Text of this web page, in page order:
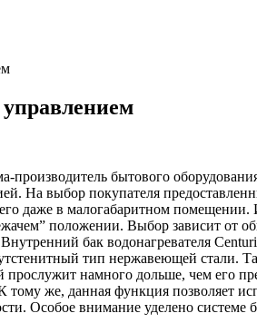
производитель бытового
На выбор покупателя
даже в малогабаритном
положении. Выбор зависит от
бак водонагревателя
тип нержавеющей стали.
прослужит намного дольше, чем его
же, данная функция позволяет
Особое внимание уделено системе